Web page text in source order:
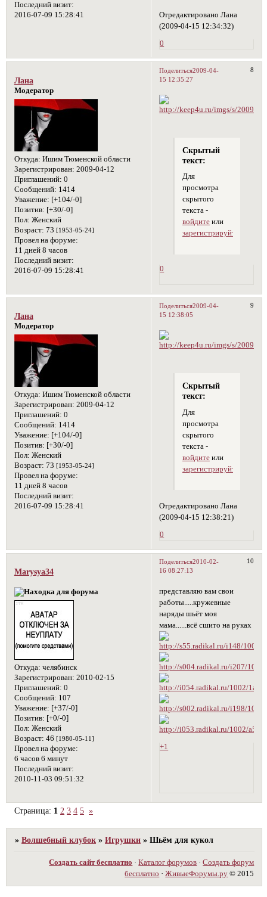
Последний визит:
2016-07-09 15:28:41
Отредактировано Лана
(2009-04-15 12:34:32)
0
Поделиться 8
2009-04-
15 12:35:27
Лана
Модератор
Откуда: Ишим Тюменской области
Зарегистрирован: 2009-04-12
Приглашений: 0
Сообщений: 1414
Уважение: [+104/-0]
Позитив: [+30/-0]
Пол: Женский
Возраст: 73 [1953-05-24]
Провел на форуме:
11 дней 8 часов
Последний визит:
2016-07-09 15:28:41
Скрытый
текст:
Для
просмотра
скрытого
текста -
войдитеили
зарегистрируйтесь
0
Поделиться 9
2009-04-
15 12:38:05
Лана
Модератор
Откуда: Ишим Тюменской области
Зарегистрирован: 2009-04-12
Приглашений: 0
Сообщений: 1414
Уважение: [+104/-0]
Позитив: [+30/-0]
Пол: Женский
Возраст: 73 [1953-05-24]
Провел на форуме:
11 дней 8 часов
Последний визит:
2016-07-09 15:28:41
Скрытый
текст:
Для
просмотра
скрытого
текста -
войдитеили
зарегистрируйтесь
Отредактировано Лана
(2009-04-15 12:38:21)
0
Поделиться 10
2010-02-
16 08:27:13
Marysya34
Откуда: челябинск
Зарегистрирован: 2010-02-15
Приглашений: 0
Сообщений: 107
Уважение: [+37/-0]
Позитив: [+0/-0]
Пол: Женский
Возраст: 46 [1980-05-11]
Провел на форуме:
6 часов 6 минут
Последний визит:
2010-11-03 09:51:32
представляю вам свои
работы.....кружевные
наряды шьёт моя
мама......всё сшито на руках
+1
Страница: 1 2 3 4 5 »
»Волшебный клубок »Игрушки »Шьём для кукол
Создать сайт бесплатно ·Каталог форумов ·Создать форум
бесплатно ·ЖивыеФорумы.ру © 2015